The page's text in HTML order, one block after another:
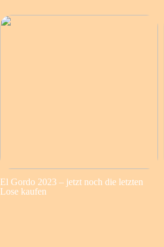
El Gordo 2023 – jetzt noch die letzten
Lose kaufen